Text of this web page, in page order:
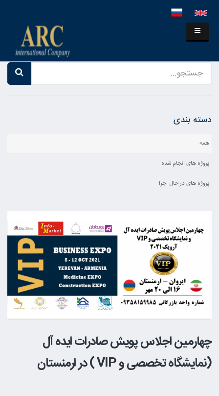
دسته بندی
همه
پروژه های انجام شده
پروژه های در حال اجرا
چهارمین اجلاس پویش صادرات ایده آل
(نمایشگاه تخصصی و VIP ) در ارمنستان